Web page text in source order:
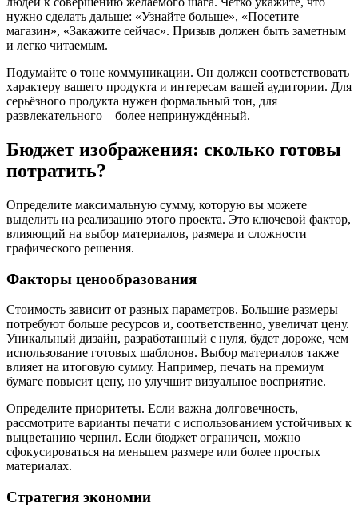
нужно сделать дальше: «Узнайте больше», «Посетите
магазин», «Закажите сейчас». Призыв должен быть заметным
и легко читаемым.
Подумайте о тоне коммуникации. Он должен соответствовать
характеру вашего продукта и интересам вашей аудитории. Для
серьёзного продукта нужен формальный тон, для
развлекательного – более непринуждённый.
Бюджет изображения: сколько готовы
потратить?
Определите максимальную сумму, которую вы можете
выделить на реализацию этого проекта. Это ключевой фактор,
влияющий на выбор материалов, размера и сложности
графического решения.
Факторы ценообразования
Стоимость зависит от разных параметров. Большие размеры
потребуют больше ресурсов и, соответственно, увеличат цену.
Уникальный дизайн, разработанный с нуля, будет дороже, чем
использование готовых шаблонов. Выбор материалов также
влияет на итоговую сумму. Например, печать на премиум
бумаге повысит цену, но улучшит визуальное восприятие.
Определите приоритеты. Если важна долговечность,
рассмотрите варианты печати с использованием устойчивых к
выцветанию чернил. Если бюджет ограничен, можно
сфокусироваться на меньшем размере или более простых
материалах.
Стратегия экономии